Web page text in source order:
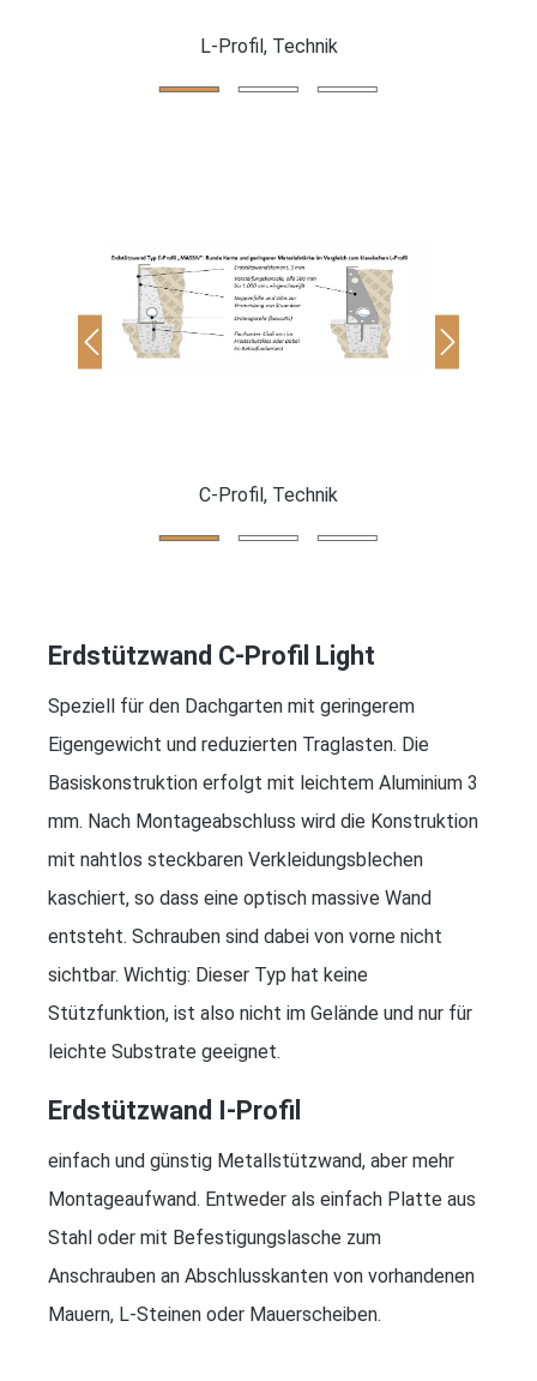
L-Profil, Technik
C-Profil, Technik
Erdstützwand C-Profil Light
Speziell für den Dachgarten mit geringerem
Eigengewicht und reduzierten Traglasten. Die
Basiskonstruktion erfolgt mit leichtem Aluminium 3
mm. Nach Montageabschluss wird die Konstruktion
mit nahtlos steckbaren Verkleidungsblechen
kaschiert, so dass eine optisch massive Wand
entsteht. Schrauben sind dabei von vorne nicht
sichtbar. Wichtig: Dieser Typ hat keine
Stützfunktion, ist also nicht im Gelände und nur für
leichte Substrate geeignet.
Erdstützwand I-Profil
einfach und günstig Metallstützwand, aber mehr
Montageaufwand. Entweder als einfach Platte aus
Stahl oder mit Befestigungslasche zum
Anschrauben an Abschlusskanten von vorhandenen
Mauern, L-Steinen oder Mauerscheiben.